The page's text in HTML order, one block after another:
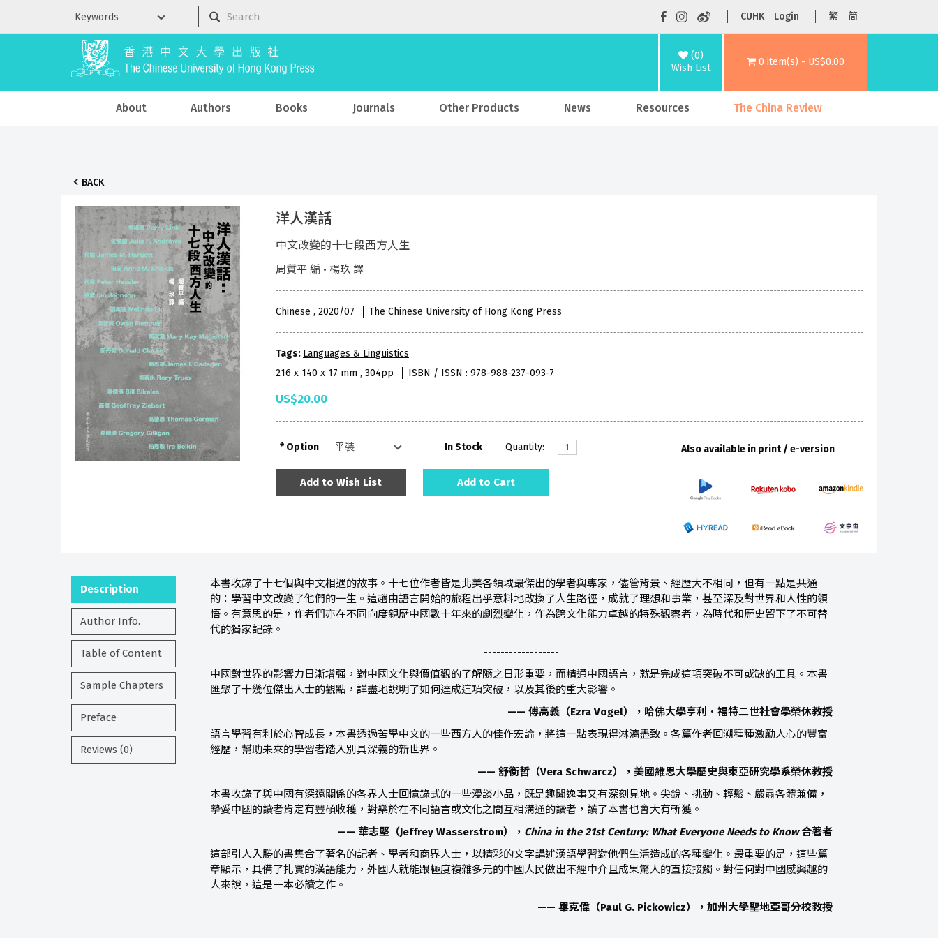
CUHK Login 繁 简
(0)
Wish List
0 item(s) - US$0.00
About Authors Books Journals Other Products News Resources The China Review
BACK
洋人漢話
中文改變的十七段西方人生
周質平 編 • 楊玖 譯
Chinese , 2020/07 The Chinese University of Hong Kong Press
Tags: Languages & Linguistics
216 x 140 x 17 mm , 304pp
ISBN / ISSN : 978-988-237-093-7
US$20.00
Option In Stock Quantity:
Add to Wish List Add to Cart
Also available in print / e-version
Description
Author Info.
Table of Content
Sample Chapters
Preface
Reviews (0)
本書收錄了十七個與中文相遇的故事。十七位作者皆是北美各領域最傑出的學者與專家，儘管背景、經歷大不相同，但有一點是共通
的：學習中文改變了他們的一生。這趟由語言開始的旅程出乎意料地改換了人生路徑，成就了理想和事業，甚至深及對世界和人性的領
悟。有意思的是，作者們亦在不同向度親歷中國數十年來的劇烈變化，作為跨文化能力卓越的特殊觀察者，為時代和歷史留下了不可替
代的獨家記錄。
------------------
中國對世界的影響力日漸增强，對中國文化與價值觀的了解隨之日形重要，而精通中國語言，就是完成這項突破不可或缺的工具。本書
匯聚了十幾位傑出人士的觀點，詳盡地說明了如何達成這項突破，以及其後的重大影響。
—— 傅高義（Ezra Vogel），哈佛大學亨利．福特二世社會學榮休教授
語言學習有利於心智成長，本書透過苦學中文的一些西方人的佳作宏論，將這一點表現得淋漓盡致。各篇作者回溯種種激勵人心的豐富
經歷，幫助未來的學習者踏入別具深義的新世界。
—— 舒衡哲（Vera Schwarcz），美國維思大學歷史與東亞研究學系榮休教授
本書收錄了與中國有深遠關係的各界人士回憶錄式的一些漫談小品，既是趣聞逸事又有深刻見地。尖銳、挑動、輕鬆、嚴肅各體兼備，
摯愛中國的讀者肯定有豐碩收穫，對樂於在不同語言或文化之間互相溝通的讀者，讀了本書也會大有斬獲。
—— 華志堅（Jeffrey Wasserstrom）， China in the 21st Century: What Everyone Needs to Know合著者
這部引人入勝的書集合了著名的記者、學者和商界人士，以精彩的文字講述漢語學習對他們生活造成的各種變化。最重要的是，這些篇
章顯示，具備了扎實的漢語能力，外國人就能跟極度複雜多元的中國人民做出不經中介且成果驚人的直接接觸。對任何對中國感興趣的
人來說，這是一本必讀之作。
—— 畢克偉（Paul G. Pickowicz），加州大學聖地亞哥分校教授